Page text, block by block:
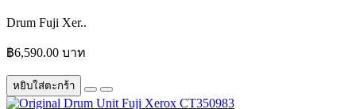
Drum Fuji Xer..
฿6,590.00 บาท
หยิบใส่ตะกร้า